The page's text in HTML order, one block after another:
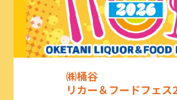
㈱桶谷
リカー＆フードフェ